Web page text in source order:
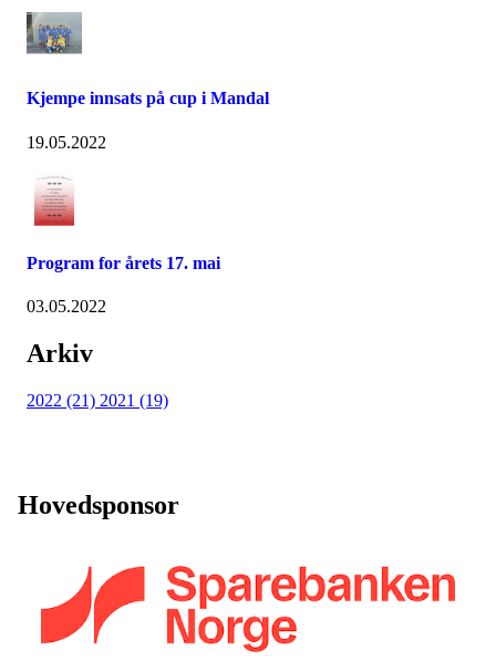
Kjempe innsats på cup i Mandal
19.05.2022
Program for årets 17. mai
03.05.2022
Arkiv
2022 (21) 2021 (19)
Hovedsponsor